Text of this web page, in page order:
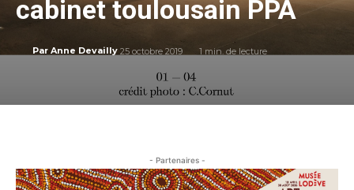
cabinet toulousain PPA
Par Anne Devailly 25 octobre 2019 1 min. de lecture
- Partenaires -